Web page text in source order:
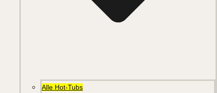
Alle Hot-Tubs